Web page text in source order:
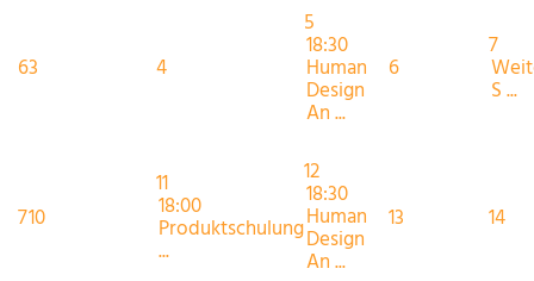
63 4
5
18:30
Human
Design
An ...
6
7
S ...
710
11
18:00
Produktschulung
...
12
18:30
Human
Design
An ...
13 14